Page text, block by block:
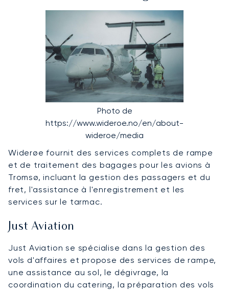
Photo de
https://www.wideroe.no/en/about-
wideroe/media
Widerøe fournit des services complets de rampe
et de traitement des bagages pour les avions à
Tromsø, incluant la gestion des passagers et du
fret, l'assistance à l'enregistrement et les
services sur le tarmac.
Just Aviation
Just Aviation se spécialise dans la gestion des
vols d'affaires et propose des services de rampe,
une assistance au sol, le dégivrage, la
coordination du catering, la préparation des vols